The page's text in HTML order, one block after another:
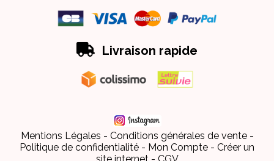
 Livraison rapide
Mentions Légales
Conditions générales de vente
Politique de confidentialité
Mon Compte
Créer un